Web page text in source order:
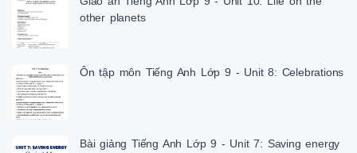
other planets
Ôn tập môn Tiếng Anh Lớp 9 - Unit 8: Celebrations
Bài giảng Tiếng Anh Lớp 9 - Unit 7: Saving energy